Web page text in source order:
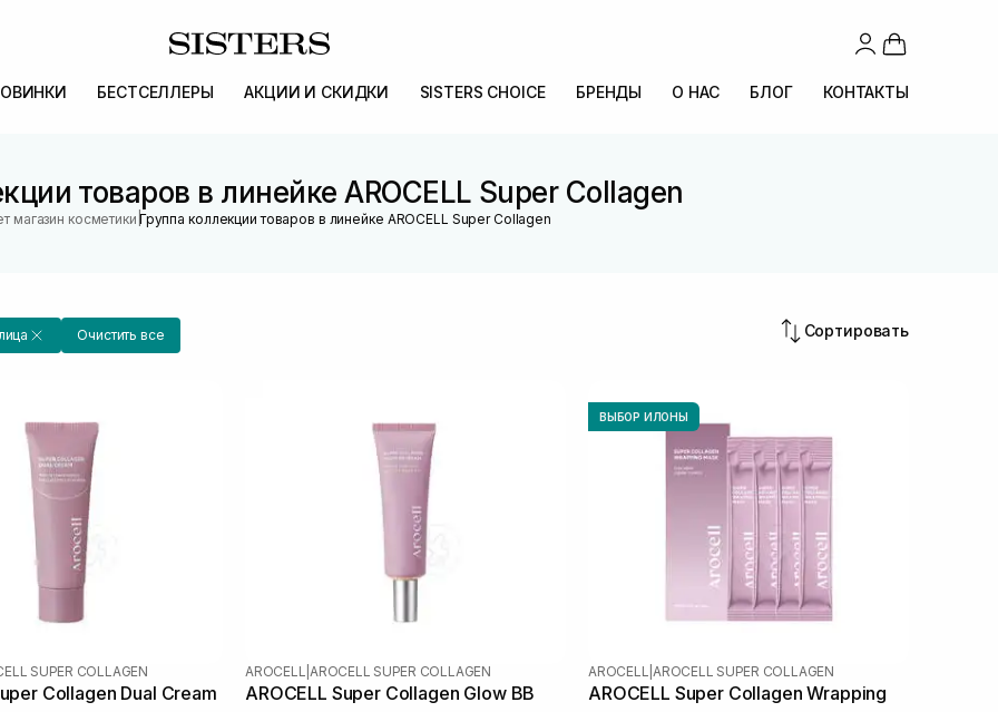
БЕСТСЕЛЛЕРЫ АКЦИИ И СКИДКИ SISTERS CHOICE БРЕНДЫ О НАС БЛОГ КОНТАКТЫ
товаров в линейке AROCELL Super Collagen
магазин косметики |Группа коллекции товаров в линейке AROCELL Super Collagen
Очистить все Сортировать
SUPER COLLAGEN
Collagen Dual Cream
AROCELL AROCELL SUPER COLLAGEN
AROCELL Super Collagen Glow BB
ВЫБОР ИЛОНЫ
AROCELL AROCELL SUPER COLLAGEN
AROCELL Super Collagen Wrapping